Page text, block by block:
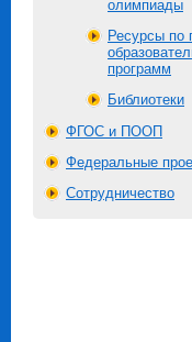
олимпиады
Ресурсы по
программ
Библиотеки
ФГОС и ПООП
Федеральные
Сотрудничество